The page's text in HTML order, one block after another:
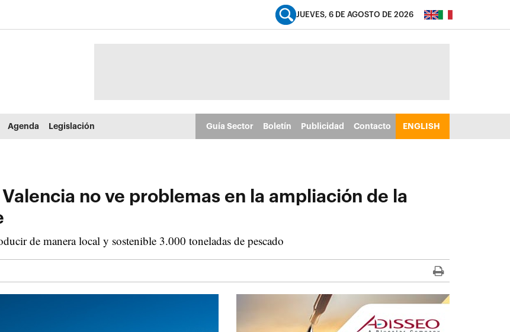
JUEVES, 6 DE AGOSTO DE 2026
Agenda Legislación Guía Sector Boletín Publicidad Contacto ENGLISH
Valencia no ve problemas en la ampliación de la
de manera local y sostenible 3.000 toneladas de pescado